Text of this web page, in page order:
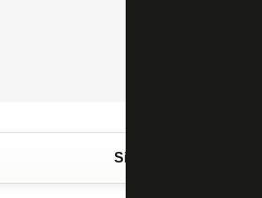
Siga o FogãoNET